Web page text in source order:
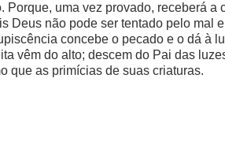
Porque, uma vez provado, receberá
Deus não pode ser tentado pelo
concebe o pecado e o dá à
vêm do alto; descem do Pai das
que as primícias de suas criaturas.